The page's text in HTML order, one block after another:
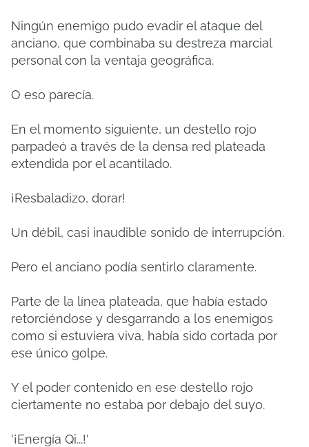
Ningún enemigo pudo evadir el ataque del
anciano, que combinaba su destreza marcial
personal con la ventaja geográfica.
O eso parecía.
En el momento siguiente, un destello rojo
parpadeó a través de la densa red plateada
extendida por el acantilado.
¡Resbaladizo, dorar!
Un débil, casi inaudible sonido de interrupción.
Pero el anciano podía sentirlo claramente.
Parte de la línea plateada, que había estado
retorciéndose y desgarrando a los enemigos
como si estuviera viva, había sido cortada por
ese único golpe.
Y el poder contenido en ese destello rojo
ciertamente no estaba por debajo del suyo.
'¡Energía Qi...!'